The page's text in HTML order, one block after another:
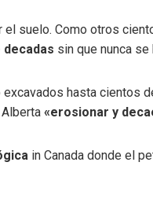
el suelo. Como otros
sin que nunca se
hasta cientos
«erosionar y
in Canada donde el